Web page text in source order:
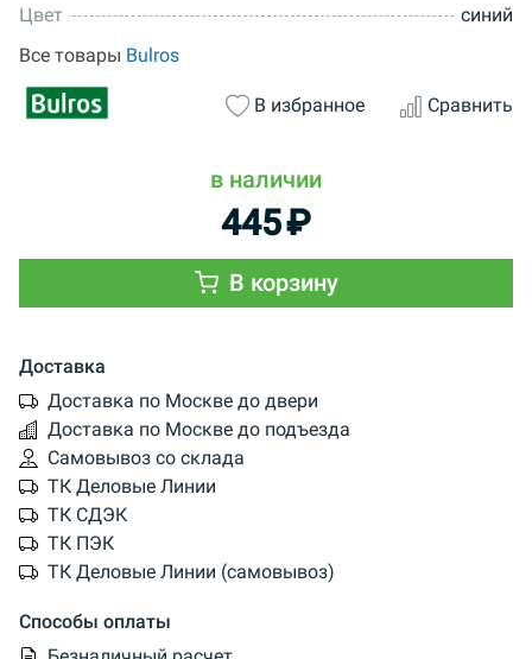
Цвет
синий
Все товары Bulros
В избранное Сравнить
в наличии
445₽
В корзину
Доставка
Доставка по Москве до двери
Доставка по Москве до подъезда
Самовывоз со склада
ТК Деловые Линии
ТК СДЭК
ТК ПЭК
ТК Деловые Линии (самовывоз)
Способы оплаты